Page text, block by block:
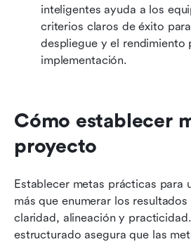
inteligentes ayuda a los
criterios claros de éxito
despliegue y el rendimiento
implementación.
Cómo establecer
proyecto
Establecer metas prácticas para
más que enumerar los
claridad, alineación y
estructurado asegura que las